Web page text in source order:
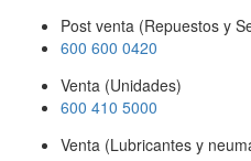
Post venta (Repuestos y
600 600 0420
Venta (Unidades)
600 410 5000
Venta (Lubricantes y